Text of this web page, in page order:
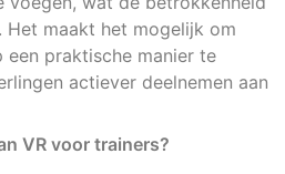
Het maakt het mogelijk om
praktische manier te
actiever deelnemen aan
VR voor trainers?